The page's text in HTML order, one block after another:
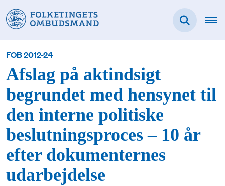
FOB 2012-24
Afslag på aktindsigt
begrundet med hensynet til
den interne politiske
beslutningsproces – 10 år
efter dokumenternes
udarbejdelse